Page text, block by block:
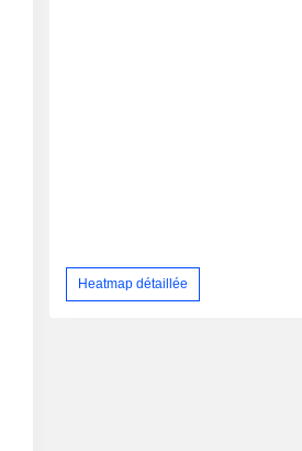
Heatmap détaillée